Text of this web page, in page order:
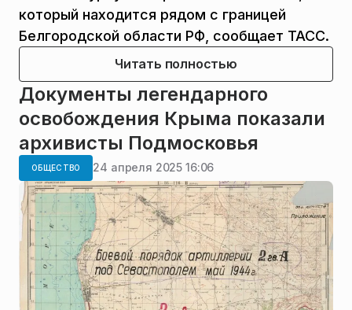
который находится рядом с границей
Белгородской области РФ, сообщает ТАСС.
Читать полностью
Документы легендарного
освобождения Крыма показали
архивисты Подмосковья
ОБЩЕСТВО 24 апреля 2025 16:06